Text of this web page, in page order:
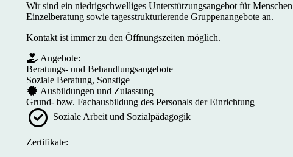
Wir sind ein niedrigschwelliges Unterstützungsangebot für
Einzelberatung sowie tagesstrukturierende Gruppenangebote an.
Kontakt ist immer zu den Öffnungszeiten möglich.
Angebote:
Beratungs- und Behandlungsangebote
Soziale Beratung, Sonstige
Ausbildungen und Zulassung
Grund- bzw. Fachausbildung des Personals der Einrichtung
Soziale Arbeit und Sozialpädagogik
Zertifikate: